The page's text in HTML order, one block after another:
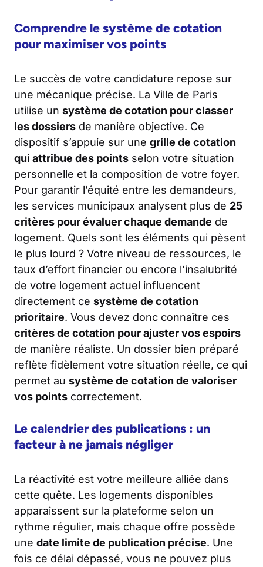
Comprendre le système de cotation
pour maximiser vos points
Le succès de votre candidature repose sur
une mécanique précise. La Ville de Paris
utilise un système de cotation pour classer
les dossiers de manière objective. Ce
dispositif s’appuie sur une grille de cotation
qui attribue des points selon votre situation
personnelle et la composition de votre foyer.
Pour garantir l’équité entre les demandeurs,
les services municipaux analysent plus de 25
critères pour évaluer chaque demande de
logement. Quels sont les éléments qui pèsent
le plus lourd ? Votre niveau de ressources, le
taux d’effort financier ou encore l’insalubrité
de votre logement actuel influencent
directement ce système de cotation
prioritaire. Vous devez donc connaître ces
critères de cotation pour ajuster vos espoirs
de manière réaliste. Un dossier bien préparé
reflète fidèlement votre situation réelle, ce qui
permet au système de cotation de valoriser
vos points correctement.
Le calendrier des publications : un
facteur à ne jamais négliger
La réactivité est votre meilleure alliée dans
cette quête. Les logements disponibles
apparaissent sur la plateforme selon un
rythme régulier, mais chaque offre possède
une date limite de publication précise. Une
fois ce délai dépassé, vous ne pouvez plus